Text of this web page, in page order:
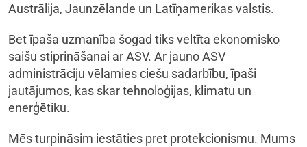
Austrālija, Jaunzēlande un Latīņamerikas valstis.
Bet īpaša uzmanība šogad tiks veltīta ekonomisko
saišu stiprināšanai ar ASV. Ar jauno ASV
administrāciju vēlamies ciešu sadarbību, īpaši
jautājumos, kas skar tehnoloģijas, klimatu un
enerģētiku.
Mēs turpināsim iestāties pret protekcionismu. Mums